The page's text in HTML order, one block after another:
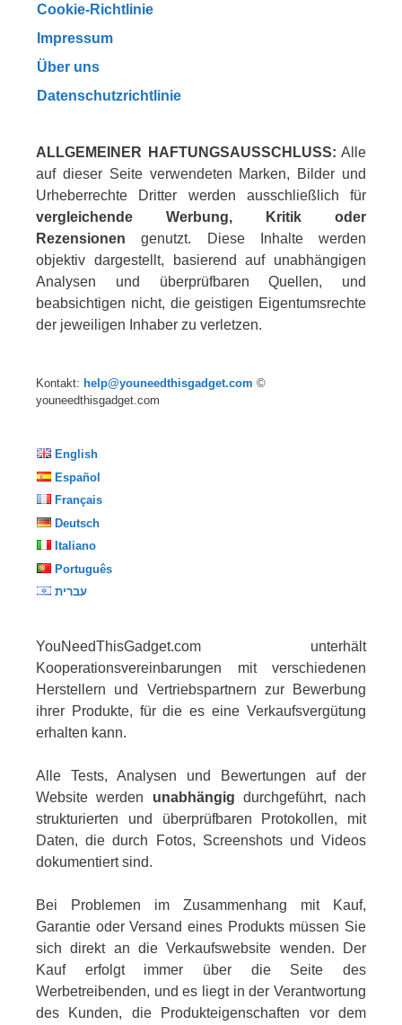
Cookie-Richtlinie
Impressum
Über uns
Datenschutzrichtlinie
ALLGEMEINER HAFTUNGSAUSSCHLUSS: Alle
auf dieser Seite verwendeten Marken, Bilder und
Urheberrechte Dritter werden ausschließlich für
vergleichende Werbung, Kritik oder
Rezensionen genutzt. Diese Inhalte werden
objektiv dargestellt, basierend auf unabhängigen
Analysen und überprüfbaren Quellen, und
beabsichtigen nicht, die geistigen Eigentumsrechte
der jeweiligen Inhaber zu verletzen.
Kontakt: help@youneedthisgadget.com ©
youneedthisgadget.com
English
Español
Français
Deutsch
Italiano
Português
עברית
YouNeedThisGadget.com unterhält
Kooperationsvereinbarungen mit verschiedenen
Herstellern und Vertriebspartnern zur Bewerbung
ihrer Produkte, für die es eine Verkaufsvergütung
erhalten kann.
Alle Tests, Analysen und Bewertungen auf der
Website werden unabhängig durchgeführt, nach
strukturierten und überprüfbaren Protokollen, mit
Daten, die durch Fotos, Screenshots und Videos
dokumentiert sind.
Bei Problemen im Zusammenhang mit Kauf,
Garantie oder Versand eines Produkts müssen Sie
sich direkt an die Verkaufswebsite wenden. Der
Kauf erfolgt immer über die Seite des
Werbetreibenden, und es liegt in der Verantwortung
des Kunden, die Produkteigenschaften vor dem